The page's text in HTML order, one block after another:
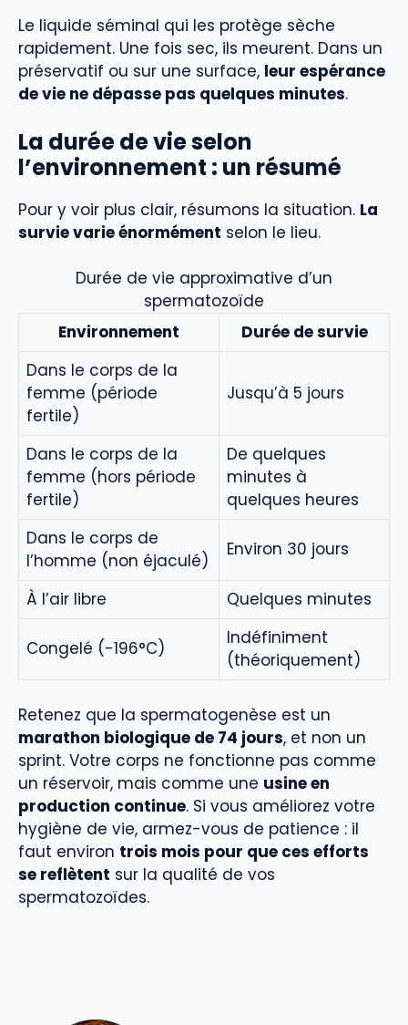
Le liquide séminal qui les protège sèche
rapidement. Une fois sec, ils meurent. Dans un
préservatif ou sur une surface, leur espérance
de vie ne dépasse pas quelques minutes.
La durée de vie selon
l’environnement : un résumé
Pour y voir plus clair, résumons la situation. La
survie varie énormément selon le lieu.
Durée de vie approximative d’un
spermatozoïde
Environnement
Durée de survie
Dans le corps de la
femme (période
fertile)
Jusqu’à 5 jours
Dans le corps de la
femme (hors période
fertile)
De quelques
minutes à
quelques heures
Dans le corps de
l’homme (non éjaculé)
Environ 30 jours
À l’air libre Quelques minutes
Congelé (-196°C)
Indéfiniment
(théoriquement)
Retenez que la spermatogenèse est un
marathon biologique de 74 jours, et non un
sprint. Votre corps ne fonctionne pas comme
un réservoir, mais comme une usine en
production continue. Si vous améliorez votre
hygiène de vie, armez-vous de patience : il
faut environ trois mois pour que ces efforts
se reflètent sur la qualité de vos
spermatozoïdes.